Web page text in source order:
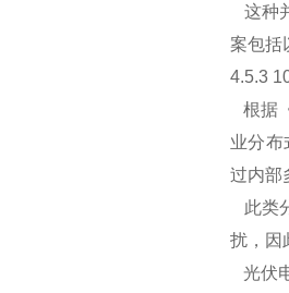
这种
案包括
4.5.3
根据
业分布
过内部
此类
扰，因
光伏